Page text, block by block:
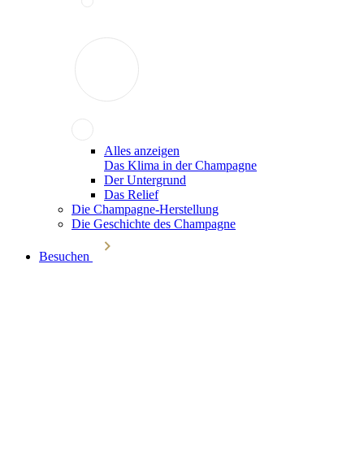
Alles anzeigen
Das Klima in der Champagne
Der Untergrund
Das Relief
Die Champagne-Herstellung
Die Geschichte des Champagne
Besuchen